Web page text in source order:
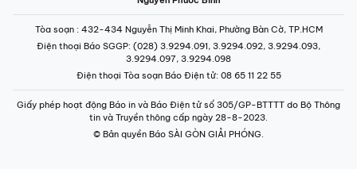
Tòa soạn : 432-434 Nguyễn Thị Minh Khai, Phường Bàn Cờ, TP.HCM
Điện thoại Báo SGGP: (028) 3.9294.091, 3.9294.092, 3.9294.093,
3.9294.097, 3.9294.098
Điện thoại Tòa soạn Báo Điện tử: 08 65 11 22 55
Giấy phép hoạt động Báo in và Báo Điện tử số 305/GP-BTTTT do Bộ Thông
tin và Truyền thông cấp ngày 28-8-2023.
© Bản quyền Báo SÀI GÒN GIẢI PHÓNG.